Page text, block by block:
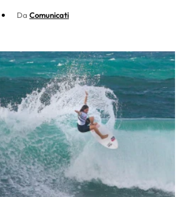
Da Comunicati